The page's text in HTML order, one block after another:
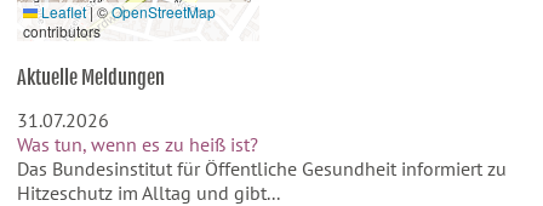
Leaflet|©OpenStreetMap
contributors
Aktuelle Meldungen
31.07.2026
Was tun, wenn es zu heiß ist?
Das Bundesinstitut für Öffentliche Gesundheit informiert zu
Hitzeschutz im Alltag und gibt...